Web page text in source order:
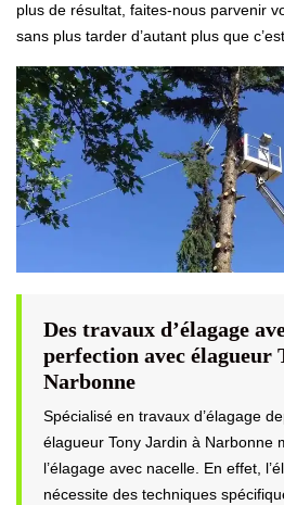
plus de résultat, faites-nous parvenir
sans plus tarder d’autant plus que
Des travaux d’élagage
perfection avec élagueur
Narbonne
Spécialisé en travaux d’élagage
élagueur Tony Jardin à Narbonne
l’élagage avec nacelle. En effet,
nécessite des techniques